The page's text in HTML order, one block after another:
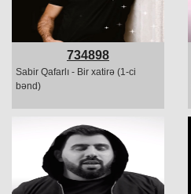
734898
Sabir Qafarlı - Bir xatirə (1-ci
bənd)